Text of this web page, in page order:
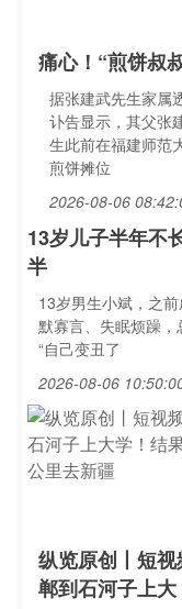
痛心！“煎饼叔
据张建武先生家属
讣告显示，其父张
生此前在福建师范
煎饼摊位
2026-08-06
13岁儿子半年不
半
13岁男生小斌，之
默寡言、失眠烦躁
“自己变丑了
2026-08-06
纵览原创丨短
郸到石河子上大